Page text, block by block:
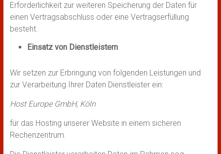
Erforderlichkeit zur weiteren Speicherung der Daten für
einen Vertragsabschluss oder eine Vertragserfüllung
besteht.
Einsatz von Dienstleistern
Wir setzen zur Erbringung von folgenden Leistungen und
zur Verarbeitung Ihrer Daten Dienstleister ein:
Host Europe GmbH, Köln
für das Hosting unserer Website in einem sicheren
Rechenzentrum.